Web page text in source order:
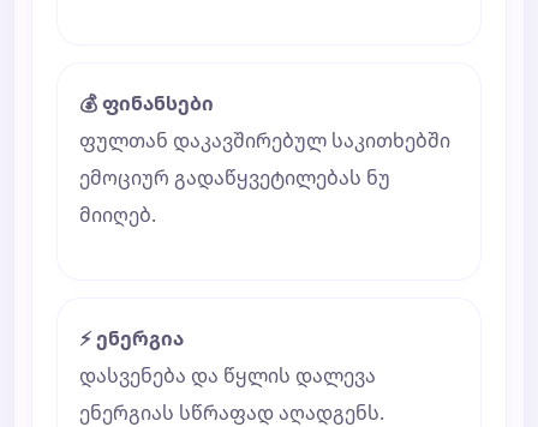
💰 ფინანსები
ფულთან დაკავშირებულ საკითხებში
ემოციურ გადაწყვეტილებას ნუ
მიიღებ.
⚡ ენერგია
დასვენება და წყლის დალევა
ენერგიას სწრაფად აღადგენს.